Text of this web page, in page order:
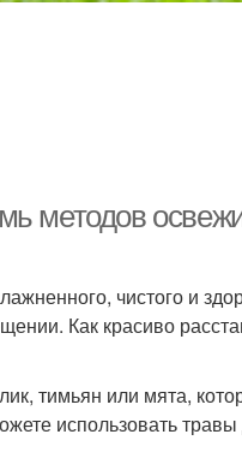
методов
чистого и
Как красиво
тимьян или мята,
использовать